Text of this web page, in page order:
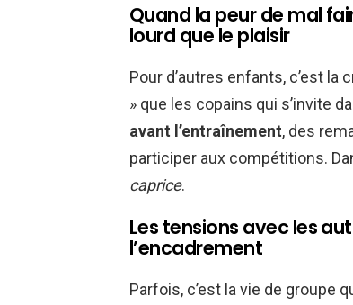
Quand la peur de mal
lourd que le plaisir
Pour d’autres enfants, c’est la
» que les copains qui s’invite
avant l’entraînement, des
participer aux compétitions.
caprice.
Les tensions avec les
l’encadrement
Parfois, c’est la vie de groupe